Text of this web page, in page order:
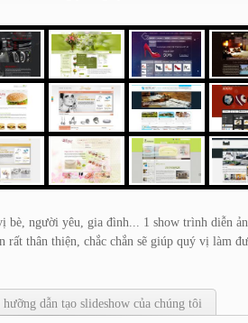
người yêu, gia đình... 1 show trình diễn
thân thiện, chắc chắn sẽ giúp quý vị làm
dẫn tạo slideshow của chúng tôi